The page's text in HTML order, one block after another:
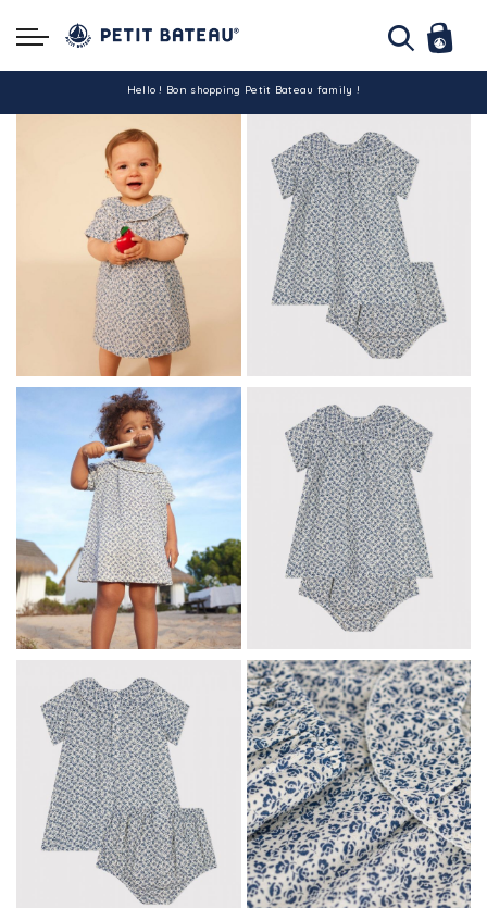
La livraison est assurée partout en Tunisie !
-10% pour tout paiement par carte bancaire (hors promo)